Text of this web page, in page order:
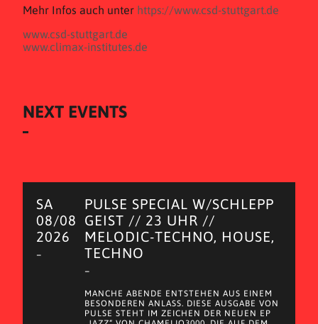
Mehr Infos auch unter https://www.csd-stuttgart.de
www.csd-stuttgart.de
www.climax-institutes.de
NEXT EVENTS
SA
08/08
2026
–
PULSE SPECIAL W/SCHLEPP
GEIST // 23 UHR //
MELODIC-TECHNO, HOUSE,
TECHNO
–
MANCHE ABENDE ENTSTEHEN AUS EINEM
BESONDEREN ANLASS. DIESE AUSGABE VON
PULSE STEHT IM ZEICHEN DER NEUEN EP